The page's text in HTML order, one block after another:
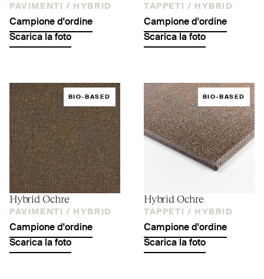
PAVIMENTI / HYBRID
Campione d'ordine
Scarica la foto
TAPPETI / HYBRID
Campione d'ordine
Scarica la foto
BIO-BASED
Hybrid Ochre
PAVIMENTI / HYBRID
Campione d'ordine
Scarica la foto
BIO-BASED
Hybrid Ochre
TAPPETI / HYBRID
Campione d'ordine
Scarica la foto